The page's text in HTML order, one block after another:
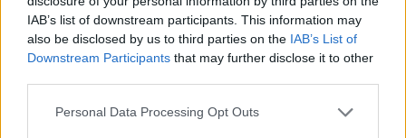
IAB’s list of downstream participants. This information may
also be disclosed by us to third parties on the IAB’s List of
Downstream Participants that may further disclose it to other
Personal Data Processing Opt Outs
Futbolista brasileño
Cumple 46 años (nació en 1979)
Christian Mora
Cumple 46 años (nació en 1979)